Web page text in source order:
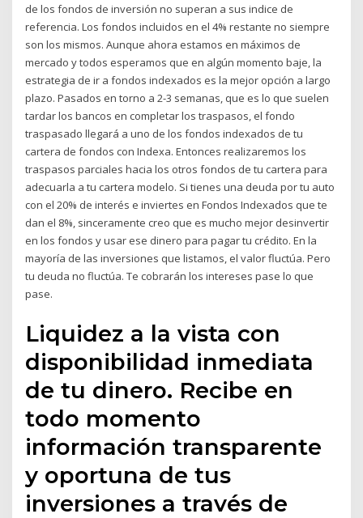
de los fondos de inversión no superan a sus indice de
referencia. Los fondos incluidos en el 4% restante no siempre
son los mismos. Aunque ahora estamos en máximos de
mercado y todos esperamos que en algún momento baje, la
estrategia de ir a fondos indexados es la mejor opción a largo
plazo. Pasados en torno a 2-3 semanas, que es lo que suelen
tardar los bancos en completar los traspasos, el fondo
traspasado llegará a uno de los fondos indexados de tu
cartera de fondos con Indexa. Entonces realizaremos los
traspasos parciales hacia los otros fondos de tu cartera para
adecuarla a tu cartera modelo. Si tienes una deuda por tu auto
con el 20% de interés e inviertes en Fondos Indexados que te
dan el 8%, sinceramente creo que es mucho mejor desinvertir
en los fondos y usar ese dinero para pagar tu crédito. En la
mayoría de las inversiones que listamos, el valor fluctúa. Pero
tu deuda no fluctúa. Te cobrarán los intereses pase lo que
pase.
Liquidez a la vista con
disponibilidad inmediata
de tu dinero. Recibe en
todo momento
información transparente
y oportuna de tus
inversiones a través de